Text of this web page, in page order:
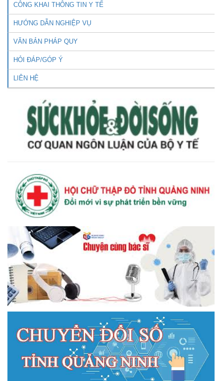
CÔNG KHAI THÔNG TIN Y TẾ
HƯỚNG DẪN NGHIỆP VỤ
VĂN BẢN PHÁP QUY
HỎI ĐÁP/GÓP Ý
LIÊN HỆ